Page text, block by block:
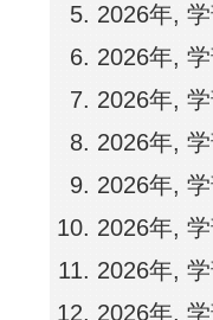
2026年,
2026年,
2026年,
2026年,
2026年,
2026年,
2026年,
2026年,